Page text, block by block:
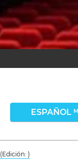
ESPAÑOL
( Edición: )